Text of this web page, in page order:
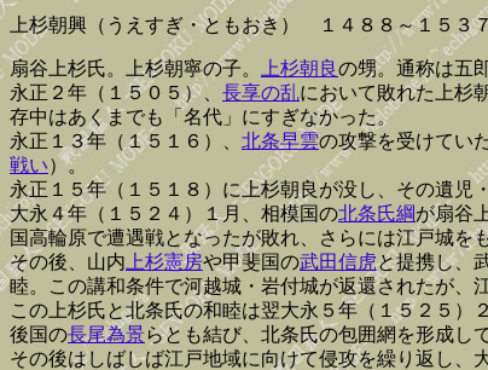
上杉朝興（うえすぎ・ともおき） １４８８～１５３７
扇谷上杉氏。上杉朝寧の子。 上杉朝良の甥。通称は五
永正２年（１５０５）、 長享の乱において敗れた上杉
存中はあくまでも「名代」にすぎなかった。
永正１３年（１５１６）、 北条早雲の攻撃を受けてい
戦い）。
永正１５年（１５１８）に上杉朝良が没し、その遺児
大永４年（１５２４）１月、相模国の北条氏綱が扇谷
国高輪原で遭遇戦となったが敗れ、さらには江戸城を
その後、山内 上杉憲房や甲斐国の武田信虎と提携し、
睦。この講和条件で河越城・岩付城が返還されたが、
この上杉氏と北条氏の和睦は翌大永５年（１５２５）
後国の長尾為景らとも結び、北条氏の包囲網を形成し
その後はしばしば江戸地域に向けて侵攻を繰り返し